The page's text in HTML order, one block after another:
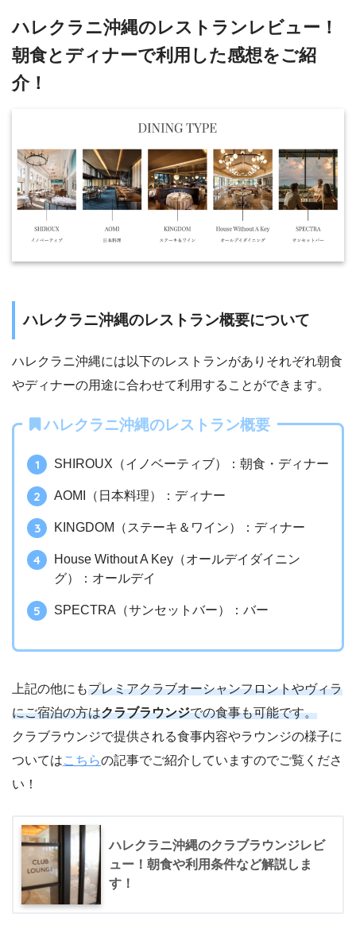
ハレクラニ沖縄のレストランレビュー！
朝食とディナーで利用した感想をご紹
介！
ハレクラニ沖縄のレストラン概要について
ハレクラニ沖縄には以下のレストランがありそれぞれ朝食
やディナーの用途に合わせて利用することができます。
ハレクラニ沖縄のレストラン概要
SHIROUX（イノベーティブ）：朝食・ディナー
AOMI（日本料理）：ディナー
KINGDOM（ステーキ＆ワイン）：ディナー
House Without A Key（オールデイダイニン
グ）：オールデイ
SPECTRA（サンセットバー）：バー
上記の他にもプレミアクラブオーシャンフロントやヴィラ
にご宿泊の方はクラブラウンジでの食事も可能です。
クラブラウンジで提供される食事内容やラウンジの様子に
ついてはこちらの記事でご紹介していますのでご覧くださ
い！
ハレクラニ沖縄のクラブラウンジレビ
ュー！朝食や利用条件など解説しま
す！